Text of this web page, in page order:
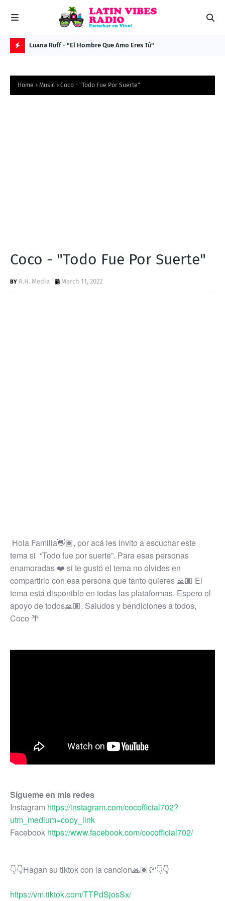
O
Luana Ruff - "El Hombre Que Amo Eres Tú"
Home Music Coco - "Todo Fue Por Suerte"
Coco - "Todo Fue Por Suerte"
R.H. Media March 11, 2022
Hola Familia👋🏽, por acá les invito a escuchar este
tema si  “Todo fue por suerte”. Para esas personas
enamoradas ❤️ si te gustó el tema no olvides en
compartirlo con esa persona que tanto quieres 🙏🏽 El
tema está disponible en todas las plataformas. Espero el
apoyo de todos🙏🏽. Saludos y bendiciones a todos,
Coco 🌴
Sígueme en mis redes
Instagram https://instagram.com/cocofficial702?
utm_medium=copy_link
Facebook https://www.facebook.com/cocofficial702/
https://vm.tiktok.com/TTPdSjosSx/